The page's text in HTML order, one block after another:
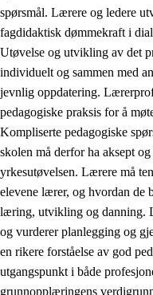
spørsmål. Lærere og ledere
fagdidaktisk dømmekraft i
Utøvelse og utvikling av det
individuelt og sammen med
jevnlig oppdatering.
pedagogiske praksis for å
Kompliserte pedagogiske
skolen må derfor ha aksept
yrkesutøvelsen. Lærere må
elevene lærer, og hvordan de
læring, utvikling og danning.
og vurderer planlegging og
en rikere forståelse av god
utgangspunkt i både
grunnopplæringens